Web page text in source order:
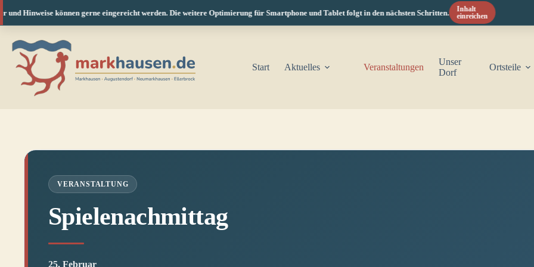
Hinweise können gerne eingereicht werden. Die weitere Optimierung für Smartphone und Tablet folgt in den nächsten Schritten.
Inhalt
einreichen
Inhalt
springen
Start
Aktuelles Veranstaltungen
Unser
Dorf
Ortsteile
VERANSTALTUNG
Spielenachmittag
25. Februar